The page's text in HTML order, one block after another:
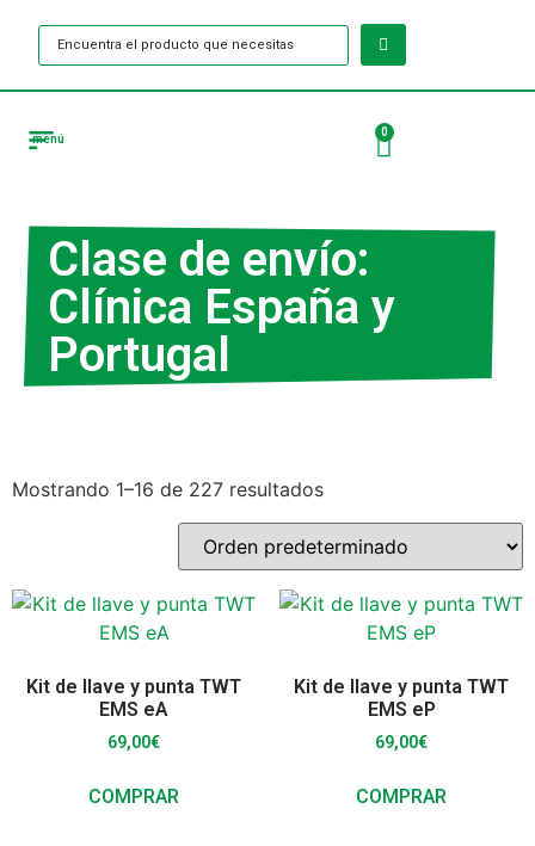
menú 0
Clase de envío:
Clínica España y
Portugal
Mostrando 1–16 de 227 resultados
Kit de llave y punta TWT
EMS eA
69,00€
COMPRAR
Kit de llave y punta TWT
EMS eP
69,00€
COMPRAR